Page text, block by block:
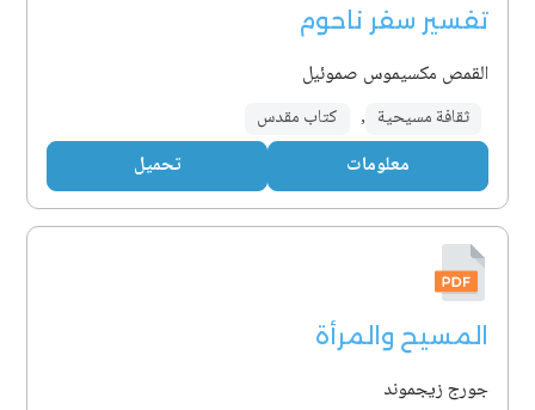
تفسير سفر ناحوم
القمص مكسيموس صموئيل
ثقافة مسيحية , كتاب مقدس
معلومات تحميل
المسيح والمرأة
جورج زيجموند